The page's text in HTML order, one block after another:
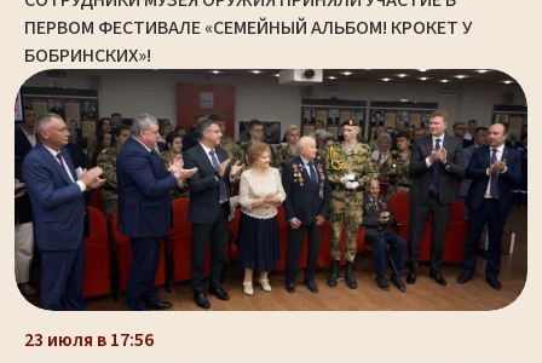
ПЕРВОМ ФЕСТИВАЛЕ «СЕМЕЙНЫЙ АЛЬБОМ! КРОКЕТ У
БОБРИНСКИХ»!
23 июля в 17:56